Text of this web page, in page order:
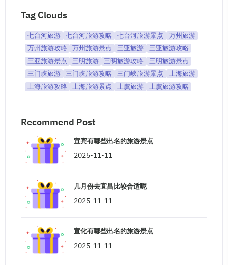
Tag Clouds
七台河旅游 七台河旅游攻略 七台河旅游景点
万州旅游
万州旅游攻略
万州旅游景点 三亚旅游
三亚旅游攻略
三亚旅游景点
三明旅游 三明旅游攻略
三明旅游景点
三门峡旅游
三门峡旅游攻略 三门峡旅游景点
上海旅游
上海旅游攻略
上海旅游景点 上虞旅游 上虞旅游攻略
Recommend Post
宜宾有哪些出名的旅游景点
2025-11-11
几月份去宜昌比较合适呢
2025-11-11
宣化有哪些出名的旅游景点
2025-11-11